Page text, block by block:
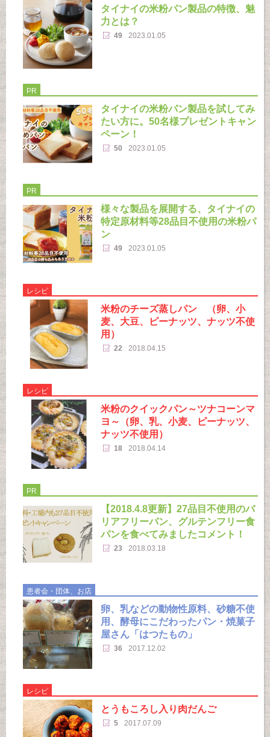
タイナイの米粉パン製品の特徴、魅
力とは？
49 2023.01.05
PR
タイナイの米粉パン製品を試してみ
たい方に。50名様プレゼントキャン
ペーン！
50 2023.01.05
PR
様々な製品を展開する、タイナイの
特定原材料等28品目不使用の米粉パ
ン
49 2023.01.05
レシピ
米粉のチーズ蒸しパン （卵、小
麦、大豆、ピーナッツ、ナッツ不使
用）
22 2018.04.15
レシピ
米粉のクイックパン～ツナコーンマ
ヨ～（卵、乳、小麦、ピーナッツ、
ナッツ不使用）
18 2018.04.14
PR
【2018.4.8更新】27品目不使用のバ
リアフリーパン、グルテンフリー食
パンを食べてみましたコメント！
23 2018.03.18
患者会・団体、お店
卵、乳などの動物性原料、砂糖不使
用、酵母にこだわったパン・焼菓子
屋さん「はつたもの」
36 2017.12.02
レシピ
とうもころし入り肉だんご
5 2017.07.09